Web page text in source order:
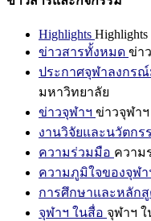
Highlights Highlights
ข่าวสารทั้งหมด ข่า
ประกาศจุฬาลงกร
มหาวิทยาลัย
ข่าวจุฬาฯ ข่าวจุฬาฯ
งานวิจัยและนวัตกร
ความร่วมมือ ความ
ความภูมิใจของจุฬา
การศึกษาและหลักสู
จุฬาฯ ในสื่อ จุฬาฯ